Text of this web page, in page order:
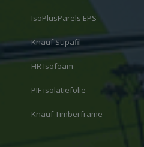
IsoPlusParels EPS
Knauf Supafil
HR Isofoam
PIF isolatiefolie
Knauf Timberframe